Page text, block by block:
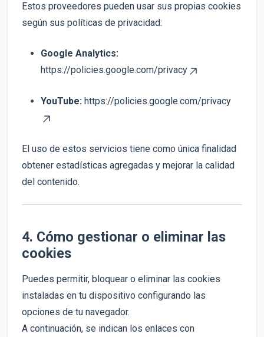
Estos proveedores pueden usar sus propias cookies
según sus políticas de privacidad:
Google Analytics:
https://policies.google.com/privacy
YouTube: https://policies.google.com/privacy
El uso de estos servicios tiene como única finalidad
obtener estadísticas agregadas y mejorar la calidad
del contenido.
4. Cómo gestionar o eliminar las
cookies
Puedes permitir, bloquear o eliminar las cookies
instaladas en tu dispositivo configurando las
opciones de tu navegador.
A continuación, se indican los enlaces con